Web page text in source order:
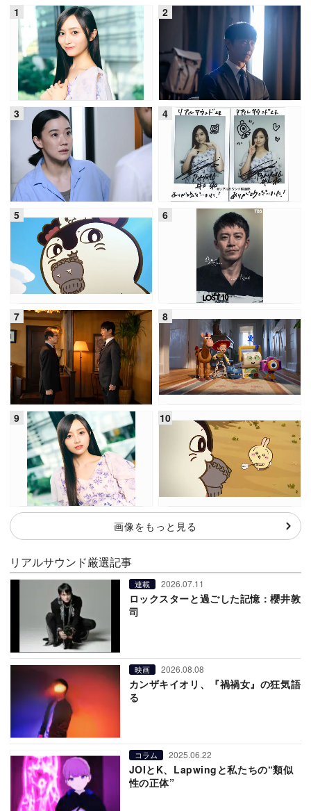
画像をもっと見る
リアルサウンド厳選記事
連載 2026.07.11
ロックスターと過ごした記憶：櫻井敦
司
映画 2026.08.08
カンザキイオリ、『禍禍女』の狂気語
る
コラム 2025.06.22
JOIとK、Lapwingと私たちの“類似
性の正体”